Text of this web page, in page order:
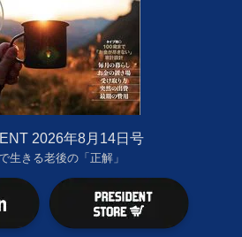
2026年8月14日号
生きる老後の「正解」